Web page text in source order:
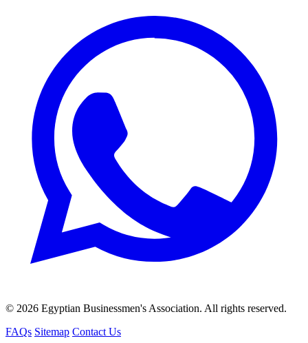
© 2026 Egyptian Businessmen's Association. All rights reserved.
FAQs Sitemap Contact Us